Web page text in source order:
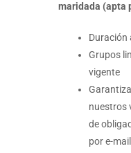
maridada (apta
Duración
Grupos
vigente
nuestros
de
por e-